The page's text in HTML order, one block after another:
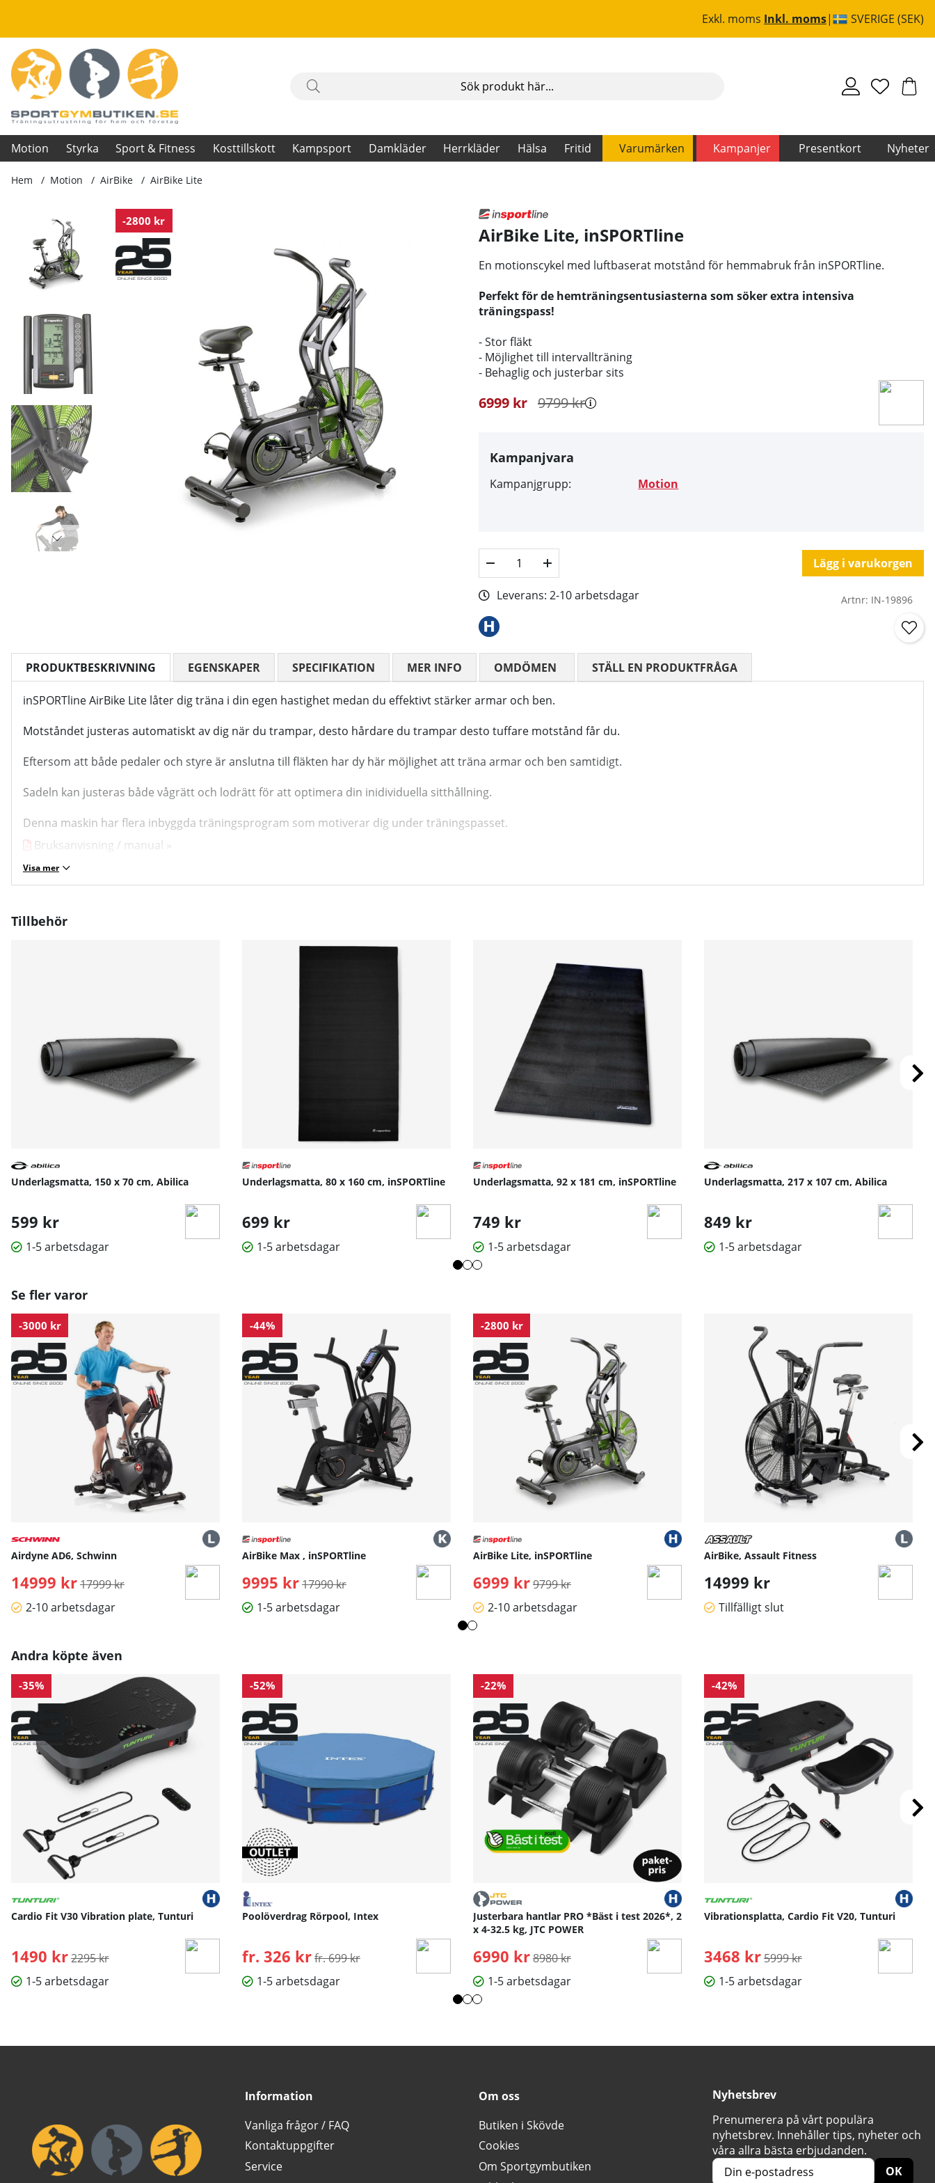
Exkl. moms Inkl. moms SVERIGE (SEK)
Motion Styrka Sport & Fitness Kosttillskott Kampsport Damkläder Herrkläder Hälsa Fritid Varumärken Kampanjer Presentkort Nyheter
Hem Motion AirBike AirBike Lite
-2800 kr
Produktbilder AirBike Lite
AirBike Lite, inSPORTline
En motionscykel med luftbaserat motstånd för hemmabruk från inSPORTline.
Perfekt för de hemträningsentusiasterna som söker extra intensiva
träningspass!
- Stor fläkt
- Möjlighet till intervallträning
- Behaglig och justerbar sits
9799kr
6999 kr
Kampanjvara
Kampanjgrupp: Motion
Lägg i varukorgen
Leverans: 2-10 arbetsdagar Artnr: IN-19896
PRODUKTBESKRIVNING
inSPORTline AirBike Lite låter dig träna i din egen hastighet medan du effektivt stärker armar och ben.
Motståndet justeras automatiskt av dig när du trampar, desto hårdare du trampar desto tuffare motstånd får du.
Eftersom att både pedaler och styre är anslutna till fläkten har dy här möjlighet att träna armar och ben samtidigt.
Sadeln kan justeras både vågrätt och lodrätt för att optimera din inidividuella sitthållning.
Denna maskin har flera inbyggda träningsprogram som motiverar dig under träningspasset.
Bruksanvisning / manual »
Visa mer
EGENSKAPER SPECIFIKATION MER INFO OMDÖMEN MEDELBETYG 0 AV 5 ANTAL BETYG 0
STÄLL EN PRODUKTFRÅGA
Tillbehör
Underlagsmatta, 150 x 70 cm, Abilica
599 kr
1-5 arbetsdagar
Underlagsmatta, 80 x 160 cm, inSPORTline
699 kr
1-5 arbetsdagar
Underlagsmatta, 92 x 181 cm, inSPORTline
749 kr
1-5 arbetsdagar
Underlagsmatta, 217 x 107 cm, Abilica
849 kr
1-5 arbetsdagar
Se fler varor
-3000 kr
Airdyne AD6, Schwinn
14999 kr Ordinarie pris:
17999 kr
2-10 arbetsdagar
-44%
AirBike Max , inSPORTline
9995 kr Ordinarie pris:
17990 kr
1-5 arbetsdagar
-2800 kr
AirBike Lite, inSPORTline
6999 kr Ordinarie pris:
9799 kr
2-10 arbetsdagar
AirBike, Assault Fitness
14999 kr
Tillfälligt slut
Andra köpte även
-35%
Cardio Fit V30 Vibration plate, Tunturi
1490 kr Ordinarie pris:
2295 kr
1-5 arbetsdagar
-52%
Poolöverdrag Rörpool, Intex
fr. 326 krOrdinarie pris:
fr. 699 kr
1-5 arbetsdagar
-22%
Justerbara hantlar PRO *Bäst i test 2026*, 2
x 4-32.5 kg, JTC POWER
6990 kr Ordinarie pris:
8980 kr
1-5 arbetsdagar
-42%
Vibrationsplatta, Cardio Fit V20, Tunturi
3468 kr Ordinarie pris:
5999 kr
1-5 arbetsdagar
Information
Vanliga frågor / FAQ
Kontaktuppgifter
Service
Om oss
Butiken i Skövde
Cookies
Om Sportgymbutiken
Nyhetsbrev
Prenumerera på vårt populära
nyhetsbrev. Innehåller tips, nyheter och
våra allra bästa erbjudanden.
OK